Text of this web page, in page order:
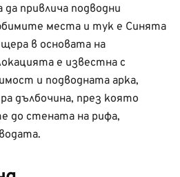
привлича подводни
места и тук е Синята
в основата на
е известна с
и подводната арка,
дълбочина, през която
до стената на рифа,